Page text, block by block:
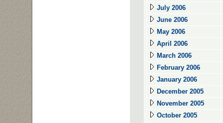
July 2006
June 2006
May 2006
April 2006
March 2006
February 2006
January 2006
December 2005
November 2005
October 2005